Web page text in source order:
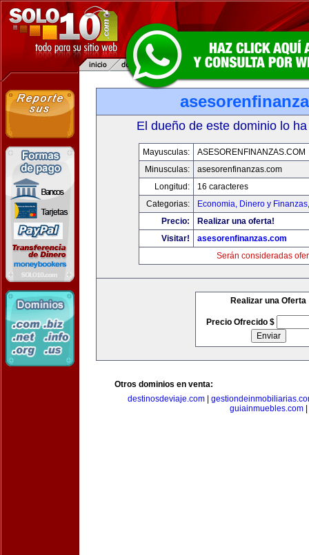
El dueño de este dominio lo
Mayusculas:
ASESORENFINANZAS.COM
Minusculas:
asesorenfinanzas.com
Longitud:
16 caracteres
Categorias:
Economia, Dinero y Finanzas
Precio:
Realizar una oferta!
Visitar!
asesorenfinanzas.com
Serán consideradas
Realizar una Oferta
Precio Ofrecido $
Otros dominios en venta:
destinosdeviaje.com|
guiainmuebles.com|